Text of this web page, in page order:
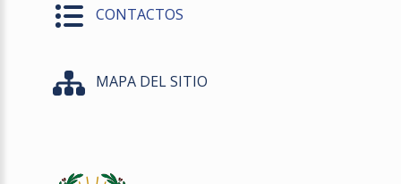
CONTACTOS
MAPA DEL SITIO